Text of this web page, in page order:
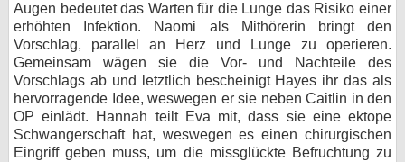
Augen bedeutet das Warten für die Lunge das Risiko einer
erhöhten Infektion. Naomi als Mithörerin bringt den
Vorschlag, parallel an Herz und Lunge zu operieren.
Gemeinsam wägen sie die Vor- und Nachteile des
Vorschlags ab und letztlich bescheinigt Hayes ihr das als
hervorragende Idee, weswegen er sie neben Caitlin in den
OP einlädt. Hannah teilt Eva mit, dass sie eine ektope
Schwangerschaft hat, weswegen es einen chirurgischen
Eingriff geben muss, um die missglückte Befruchtung zu